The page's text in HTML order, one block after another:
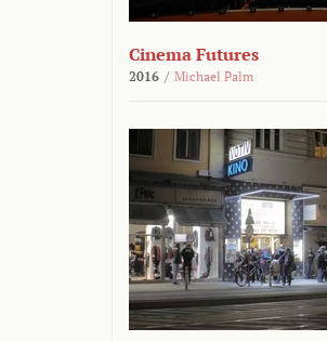
Cinema Futures
2016 / Michael Palm